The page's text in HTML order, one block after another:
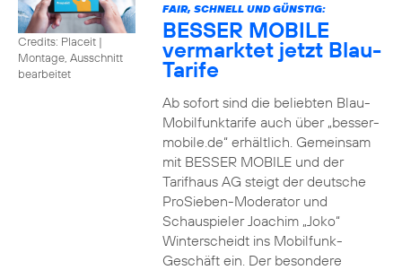
Credits: Placeit |
Montage, Ausschnitt
bearbeitet
FAIR, SCHNELL UND GÜNSTIG:
BESSER MOBILE
vermarktet jetzt Blau-
Tarife
Ab sofort sind die beliebten Blau-
Mobilfunktarife auch über „besser-
mobile.de“ erhältlich. Gemeinsam
mit BESSER MOBILE und der
Tarifhaus AG steigt der deutsche
ProSieben-Moderator und
Schauspieler Joachim „Joko“
Winterscheidt ins Mobilfunk-
Geschäft ein. Der besondere